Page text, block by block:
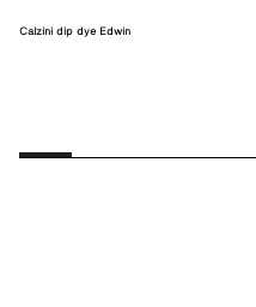
Calzini dip dye Edwin